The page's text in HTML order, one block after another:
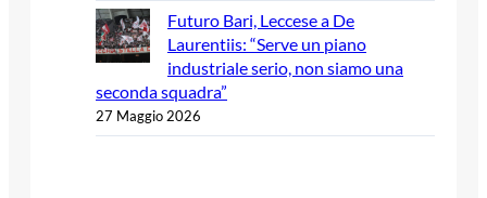
Futuro Bari, Leccese a De
Laurentiis: “Serve un piano
industriale serio, non siamo una
seconda squadra”
27 Maggio 2026